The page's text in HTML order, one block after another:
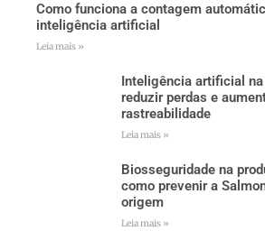
Como funciona a contagem
inteligência artificial
Leia mais »
Inteligência artificial
reduzir perdas e
rastreabilidade
Leia mais »
Biosseguridade na
como prevenir a
origem
Leia mais »